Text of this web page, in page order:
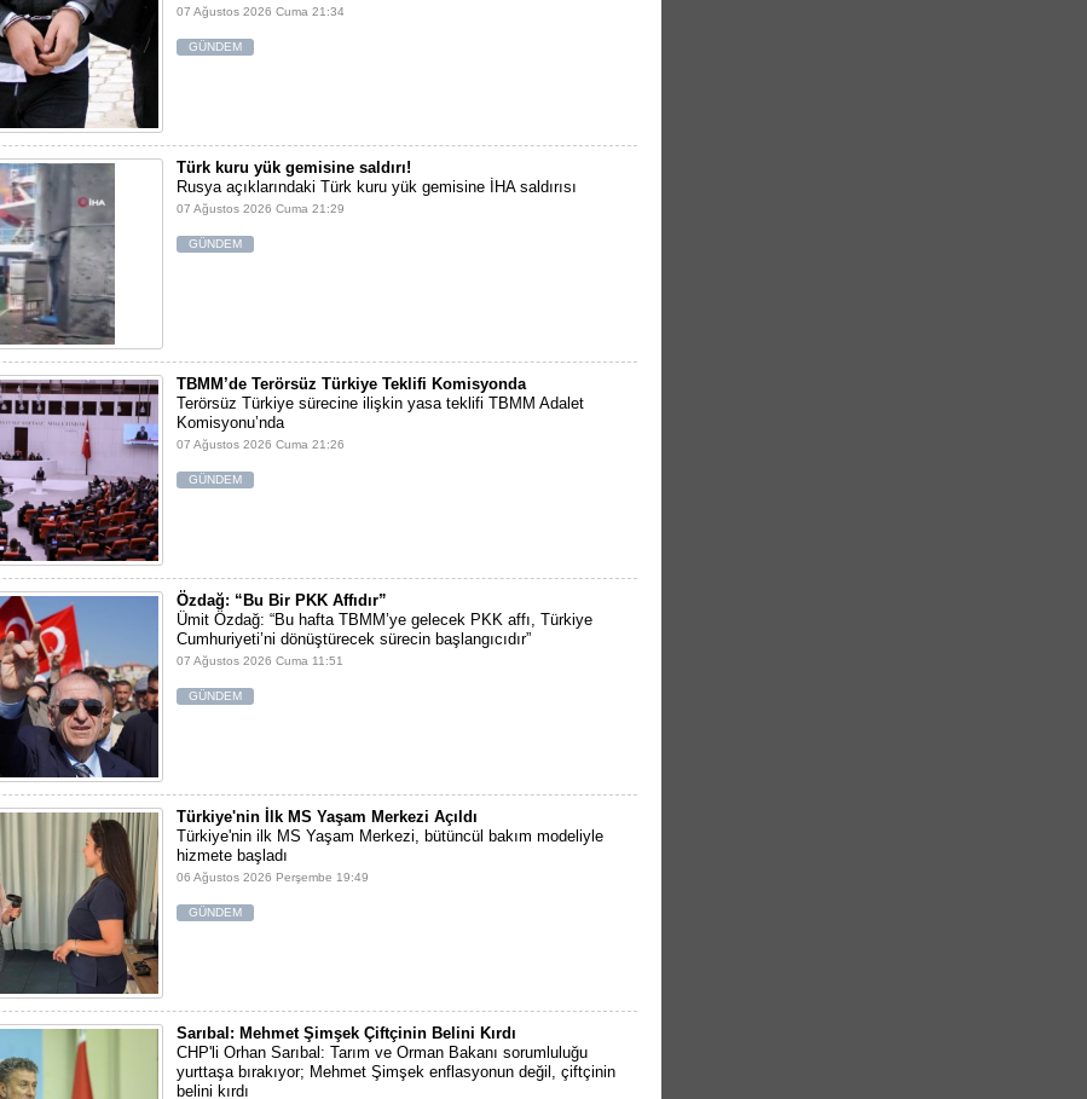
07 Ağustos 2026 Cuma 21:34
GÜNDEM
Türk kuru yük gemisine saldırı!
Rusya açıklarındaki Türk kuru yük gemisine İHA saldırısı
07 Ağustos 2026 Cuma 21:29
GÜNDEM
TBMM’de Terörsüz Türkiye Teklifi Komisyonda
Terörsüz Türkiye sürecine ilişkin yasa teklifi TBMM Adalet
Komisyonu’nda
07 Ağustos 2026 Cuma 21:26
GÜNDEM
Özdağ: “Bu Bir PKK Affıdır”
Ümit Özdağ: “Bu hafta TBMM’ye gelecek PKK affı, Türkiye
Cumhuriyeti’ni dönüştürecek sürecin başlangıcıdır”
07 Ağustos 2026 Cuma 11:51
GÜNDEM
Türkiye'nin İlk MS Yaşam Merkezi Açıldı
Türkiye'nin ilk MS Yaşam Merkezi, bütüncül bakım modeliyle
hizmete başladı
06 Ağustos 2026 Perşembe 19:49
GÜNDEM
Sarıbal: Mehmet Şimşek Çiftçinin Belini Kırdı
CHP'li Orhan Sarıbal: Tarım ve Orman Bakanı sorumluluğu
yurttaşa bırakıyor; Mehmet Şimşek enflasyonun değil, çiftçinin
belini kırdı